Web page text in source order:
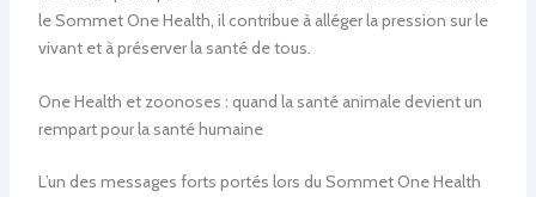
le Sommet One Health, il contribue à alléger la pression sur le
vivant et à préserver la santé de tous.
One Health et zoonoses : quand la santé animale devient un
rempart pour la santé humaine
L’un des messages forts portés lors du Sommet One Health